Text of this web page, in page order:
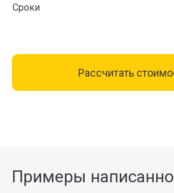
Сроки
Рассчитать
Примеры